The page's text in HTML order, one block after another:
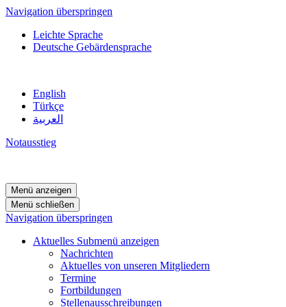
Navigation überspringen
Leichte Sprache
Deutsche Gebärdensprache
English
Türkçe
العربية
Notausstieg
Menü anzeigen
Menü schließen
Navigation überspringen
Aktuelles Submenü anzeigen
Nachrichten
Aktuelles von unseren Mitgliedern
Termine
Fortbildungen
Stellenausschreibungen